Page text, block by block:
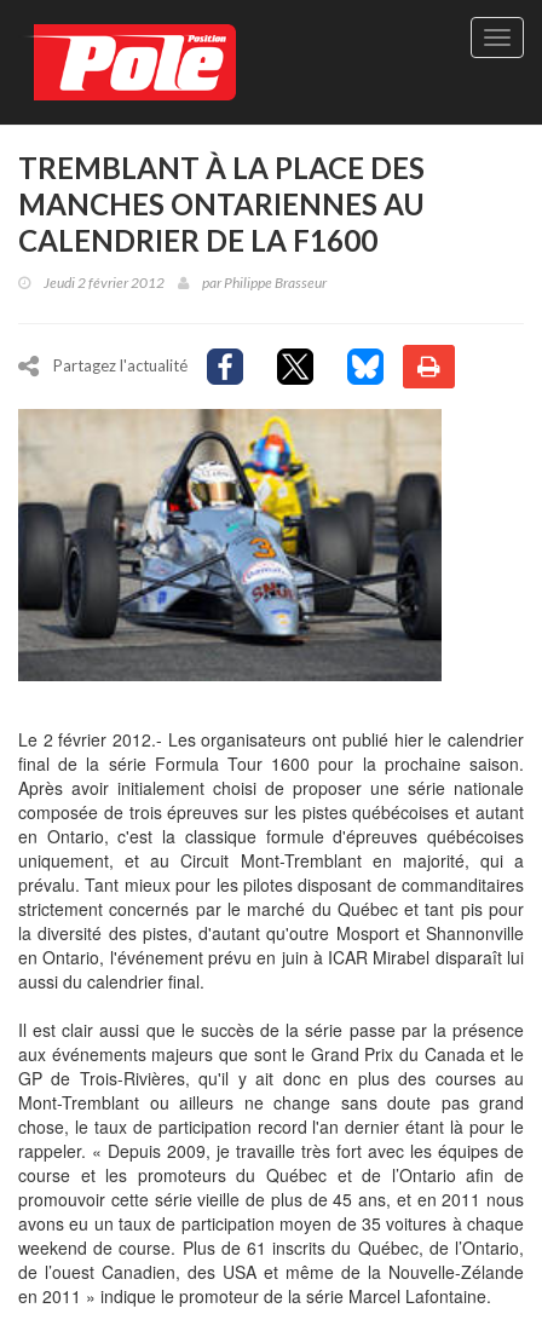
Site
TREMBLANT À LA PLACE DES
MANCHES ONTARIENNES AU
CALENDRIER DE LA F1600
Jeudi 2 février 2012 parPhilippe Brasseur
Partagez l'actualité
Le 2 février 2012.- Les organisateurs ont publié hier le calendrier
final de la série Formula Tour 1600 pour la prochaine saison.
Après avoir initialement choisi de proposer une série nationale
composée de trois épreuves sur les pistes québécoises et autant
en Ontario, c'est la classique formule d'épreuves québécoises
uniquement, et au Circuit Mont-Tremblant en majorité, qui a
prévalu. Tant mieux pour les pilotes disposant de commanditaires
strictement concernés par le marché du Québec et tant pis pour
la diversité des pistes, d'autant qu'outre Mosport et Shannonville
en Ontario, l'événement prévu en juin à ICAR Mirabel disparaît lui
aussi du calendrier final.
Il est clair aussi que le succès de la série passe par la présence
aux événements majeurs que sont le Grand Prix du Canada et le
GP de Trois-Rivières, qu'il y ait donc en plus des courses au
Mont-Tremblant ou ailleurs ne change sans doute pas grand
chose, le taux de participation record l'an dernier étant là pour le
rappeler. « Depuis 2009, je travaille très fort avec les équipes de
course et les promoteurs du Québec et de l’Ontario afin de
promouvoir cette série vieille de plus de 45 ans, et en 2011 nous
avons eu un taux de participation moyen de 35 voitures à chaque
weekend de course. Plus de 61 inscrits du Québec, de l’Ontario,
de l’ouest Canadien, des USA et même de la Nouvelle-Zélande
en 2011 » indique le promoteur de la série Marcel Lafontaine.